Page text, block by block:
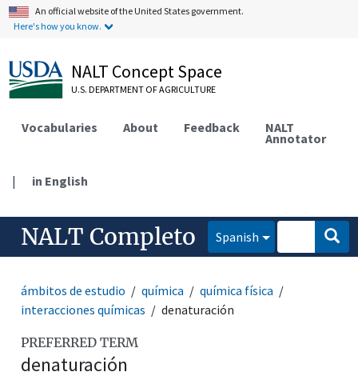
An official website of the United States government.
Here's how you know.
NALT Concept Space
U.S. DEPARTMENT OF AGRICULTURE
Vocabularies About Feedback NALT
Annotator
| in English
NALT Completo Spanish
ámbitos de estudio química
química física
interacciones químicas
denaturación
PREFERRED TERM
denaturación